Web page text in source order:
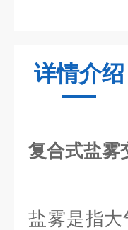
详情介绍
复合式盐雾
盐雾是指